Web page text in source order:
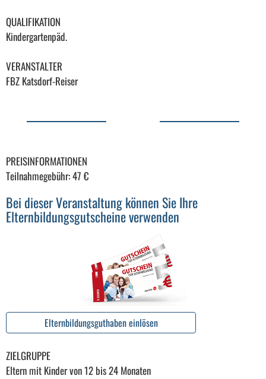
QUALIFIKATION
Kindergartenpäd.
VERANSTALTER
FBZ Katsdorf-Reiser
PREISINFORMATIONEN
Teilnahmegebühr: 47 €
Bei dieser Veranstaltung können Sie Ihre
Elternbildungsgutscheine verwenden
Elternbildungsguthaben einlösen
ZIELGRUPPE
Eltern mit Kinder von 12 bis 24 Monaten